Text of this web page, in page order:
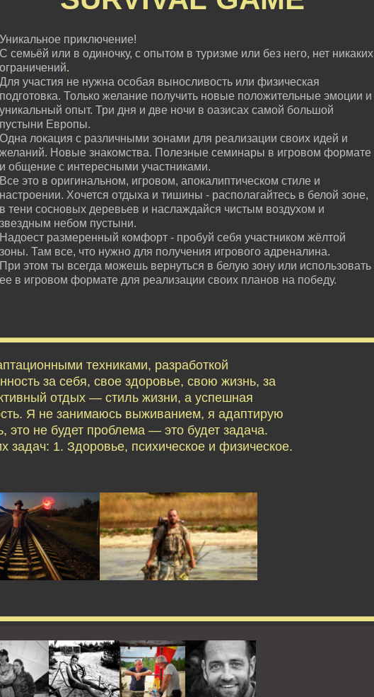
Уникальное приключение!
С семьёй или в одиночку, с опытом в туризме или без него, нет никаких
ограничений.
Для участия не нужна особая выносливость или физическая
подготовка. Только желание получить новые положительные эмоции и
уникальный опыт. Три дня и две ночи в оазисах самой большой
пустыни Европы.
Одна локация с различными зонами для реализации своих идей и
желаний. Новые знакомства. Полезные семинары в игровом формате
и общение с интересными участниками.
Все это в оригинальном, игровом, апокалиптическом стиле и
настроении. Хочется отдыха и тишины - располагайтесь в белой зоне,
в тени сосновых деревьев и наслаждайся чистым воздухом и
звездным небом пустыни.
Надоест размеренный комфорт - пробуй себя участником жёлтой
зоны. Там все, что нужно для получения игрового адреналина.
При этом ты всегда можешь вернуться в белую зону или использовать
ее в игровом формате для реализации своих планов на победу.
техниками, разработкой
за себя, свое здоровье, свою жизнь, за
отдых — стиль жизни, а успешная
Я не занимаюсь выживанием, я адаптирую
не будет проблема — это будет задача.
1. Здоровье, психическое и физическое.